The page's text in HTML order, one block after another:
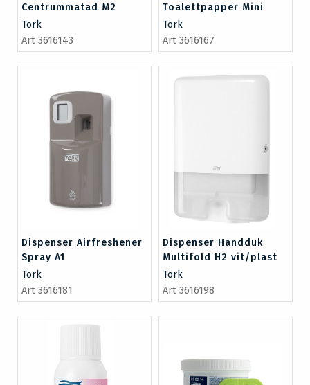
Centrummatad M2
vit/metall
Tork
Art 3616143
Toalettpapper Mini
Jumbo T2
Tork
Art 3616167
Dispenser Airfreshener
Spray A1
Tork
Art 3616181
Dispenser Handduk
Multifold H2 vit/plast
Tork
Art 3616198